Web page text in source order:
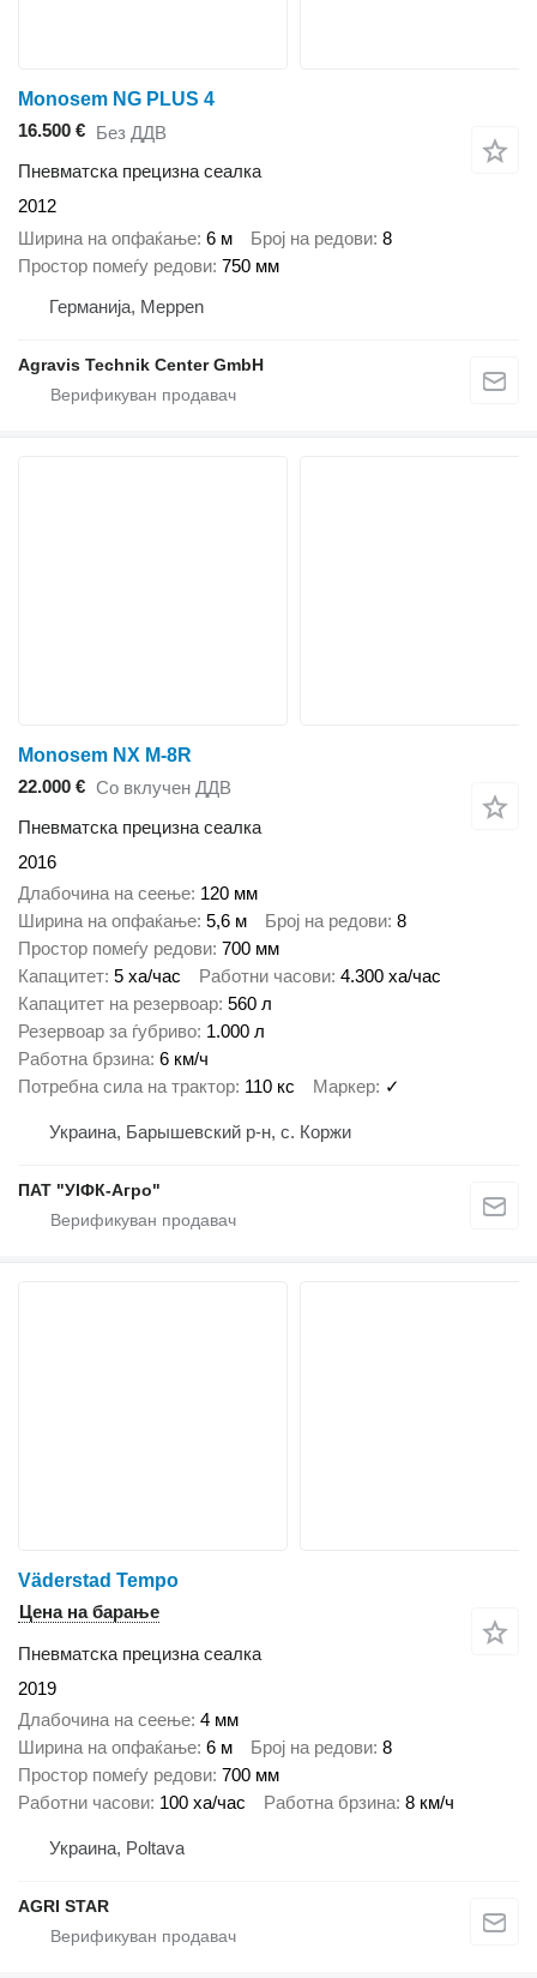
Monosem NG PLUS 4
16.500 € Без ДДВ
Пневматска прецизна сеалка
2012
Ширина на опфаќање 6 м Број на редови 8
Простор помеѓу редови 750 мм
Германија, Meppen
Agravis Technik Center GmbH
Monosem NX M-8R
22.000 € Со вклучен ДДВ
Пневматска прецизна сеалка
2016
Длабочина на сеење 120 мм
Ширина на опфаќање 5,6 м Број на редови 8
Простор помеѓу редови 700 мм
Капацитет 5 ха/час Работни часови 4.300 ха/час
Капацитет на резервоар 560 л
Резервоар за ѓубриво 1.000 л
Работна брзина 6 км/ч
Потребна сила на трактор 110 кс Маркер ✓
Украина, Барышевский р-н, с. Коржи
ПАТ "УІФК-Агро"
Väderstad Tempo
Цена на барање
Пневматска прецизна сеалка
2019
Длабочина на сеење 4 мм
Ширина на опфаќање 6 м Број на редови 8
Простор помеѓу редови 700 мм
Работни часови 100 ха/час Работна брзина 8 км/ч
Украина, Poltava
AGRI STAR